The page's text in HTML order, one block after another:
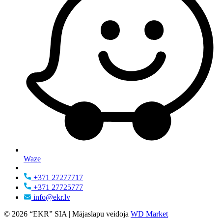
Waze
+371 27277717
+371 27725777
info@ekr.lv
© 2026 “EKR” SIA | Mājaslapu veidoja WD Market